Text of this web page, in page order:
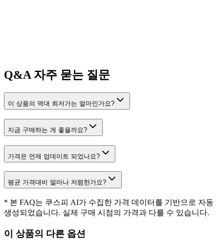
Q&A자주 묻는 질문
이 상품의 역대 최저가는 얼마인가요?
지금 구매하는 게 좋을까요?
가격은 언제 업데이트 되었나요?
평균 가격대비 얼마나 저렴한가요?
* 본 FAQ는 쿠스피 AI가 수집한 가격 데이터를 기반으로 자동
생성되었습니다. 실제 구매 시점의 가격과 다를 수 있습니다.
이 상품의 다른 옵션